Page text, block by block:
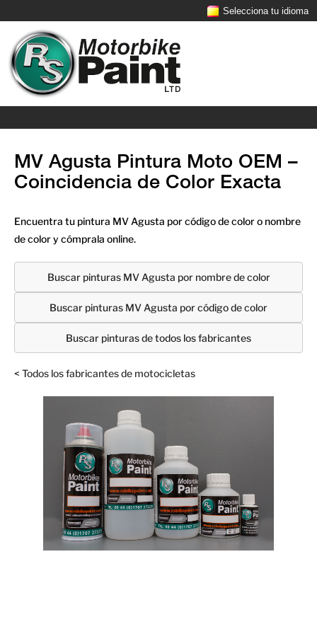
Selecciona tu idioma
MV Agusta Pintura Moto OEM –
Coincidencia de Color Exacta
Encuentra tu pintura MV Agusta por código de color o nombre
de color y cómprala online.
Buscar pinturas MV Agusta por nombre de color
Buscar pinturas MV Agusta por código de color
Buscar pinturas de todos los fabricantes
< Todos los fabricantes de motocicletas